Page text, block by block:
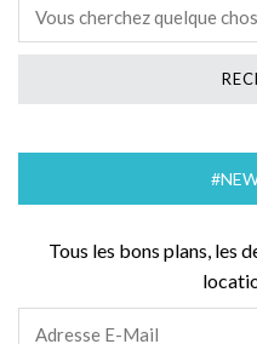
Tous les bons plans, les